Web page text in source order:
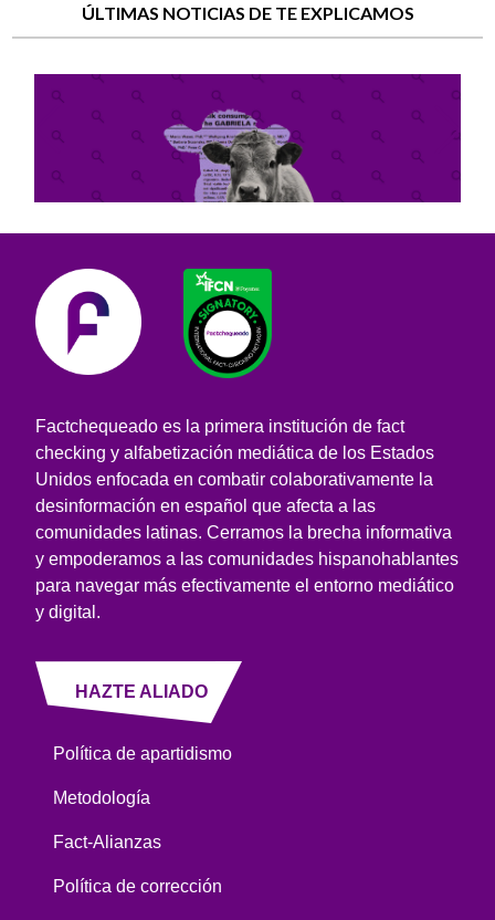
ÚLTIMAS NOTICIAS DE TE EXPLICAMOS
¿Previene la leche cruda el asma y las
alergias infantiles? Lo que dice –y lo
que no– el estudio en el que se apoyan
sus defensores
Factchequeado es la primera institución de fact
checking y alfabetización mediática de los Estados
Unidos enfocada en combatir colaborativamente la
desinformación en español que afecta a las
comunidades latinas. Cerramos la brecha informativa
y empoderamos a las comunidades hispanohablantes
para navegar más efectivamente el entorno mediático
y digital.
HAZTE ALIADO
Política de apartidismo
Metodología
Fact-Alianzas
Política de corrección